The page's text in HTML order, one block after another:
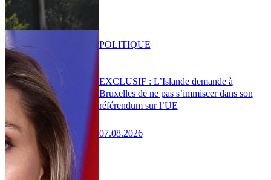
EXCLUSIF : L’Islande demande à
Bruxelles de ne pas s’immiscer dans son
référendum sur l’UE
07.08.2026
POLITIQUE